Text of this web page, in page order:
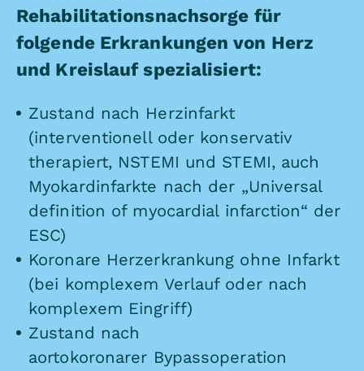
Rehabilitationsnachsorge für
folgende Erkrankungen von Herz
und Kreislauf spezialisiert:
Zustand nach Herzinfarkt
(interventionell oder konservativ
therapiert, NSTEMI und STEMI, auch
Myokardinfarkte nach der „Universal
definition of myocardial infarction“ der
ESC)
Koronare Herzerkrankung ohne Infarkt
(bei komplexem Verlauf oder nach
komplexem Eingriff)
Zustand nach
aortokoronarer Bypassoperation